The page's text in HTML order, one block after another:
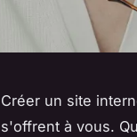
Créer un site
s'offrent à vous.